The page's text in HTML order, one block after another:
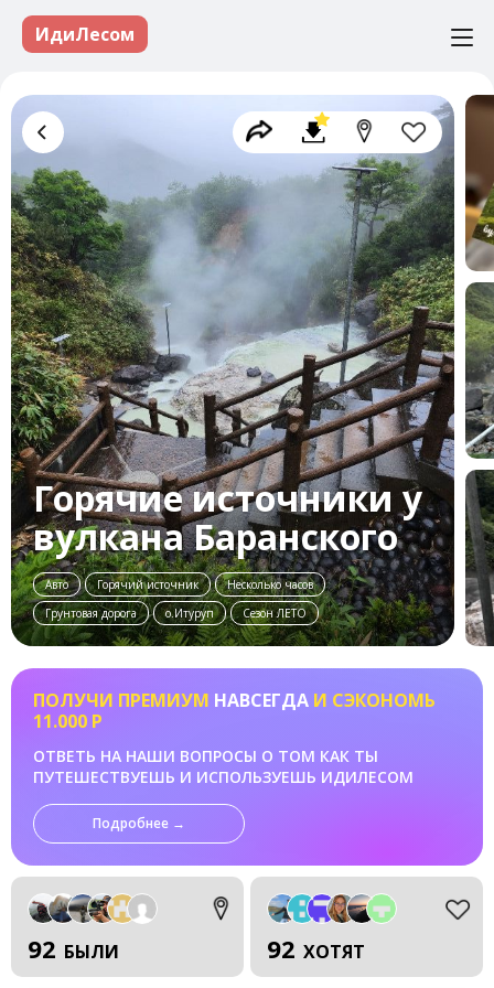
ИдиЛесом
Горячие источники у
вулкана Баранского
Авто Горячий источник
Несколько часов
Грунтовая дорога
о.Итуруп Сезон ЛЕТО
ПОЛУЧИ ПРЕМИУМ НАВСЕГДА И СЭКОНОМЬ
11.000 Р
ОТВЕТЬ НА НАШИ ВОПРОСЫ О ТОМ КАК ТЫ
ПУТЕШЕСТВУЕШЬ И ИСПОЛЬЗУЕШЬ ИДИЛЕСОМ
Подробнее →
92 БЫЛИ 92 ХОТЯТ